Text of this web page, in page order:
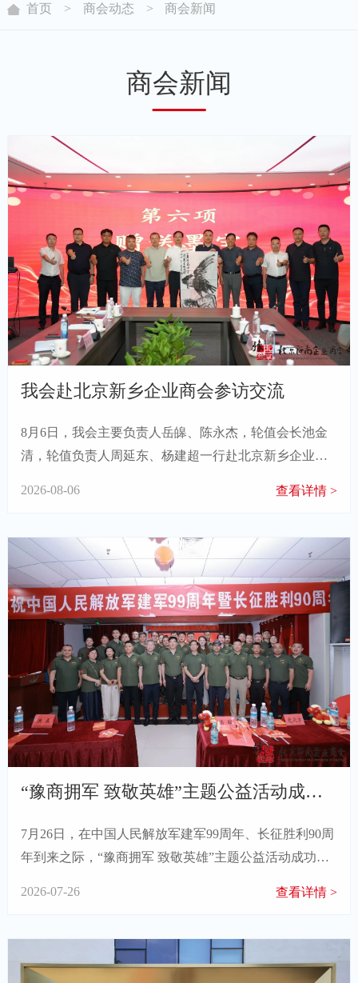
首页 > 商会动态 > 商会新闻
商会新闻
我会赴北京新乡企业商会参访交流
8月6日，我会主要负责人岳皞、陈永杰，轮值会长池金
清，轮值负责人周延东、杨建超一行赴北京新乡企业商
2026-08-06 查看详情 >
“豫商拥军 致敬英雄”主题公益活动成功举办
7月26日，在中国人民解放军建军99周年、长征胜利90周
年到来之际，“豫商拥军 致敬英雄”主题公益活动成功举
村河镇中良福苑五老工作室承办，河南在京企业商会协
2026-07-26 查看详情 >